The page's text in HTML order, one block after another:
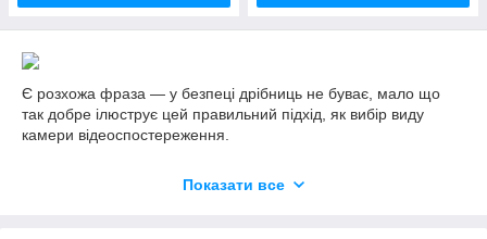
Є розхожа фраза — у безпеці дрібниць не буває, мало що
так добре ілюструє цей правильний підхід, як вибір виду
камери відеоспостереження.
всіх помилок, які тільки можна уявити, виправили їх, і тепер
Показати все